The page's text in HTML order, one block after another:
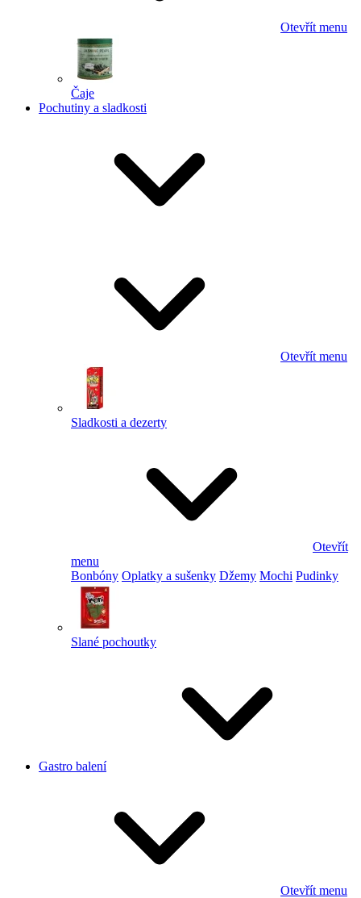
Otevřít menu
Čaje
Pochutiny a sladkosti
Otevřít menu
Sladkosti a dezerty
Otevřít
menu
Bonbóny Oplatky a sušenky Džemy Mochi Pudinky
Slané pochoutky
Gastro balení
Otevřít menu